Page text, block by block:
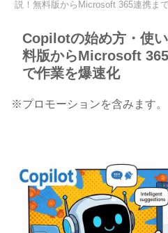
説！無料版からMicrosoft 365連携ま
Copilotの始め方・使
料版からMicrosoft
で作業を爆速化
※プロモーションを含みます。